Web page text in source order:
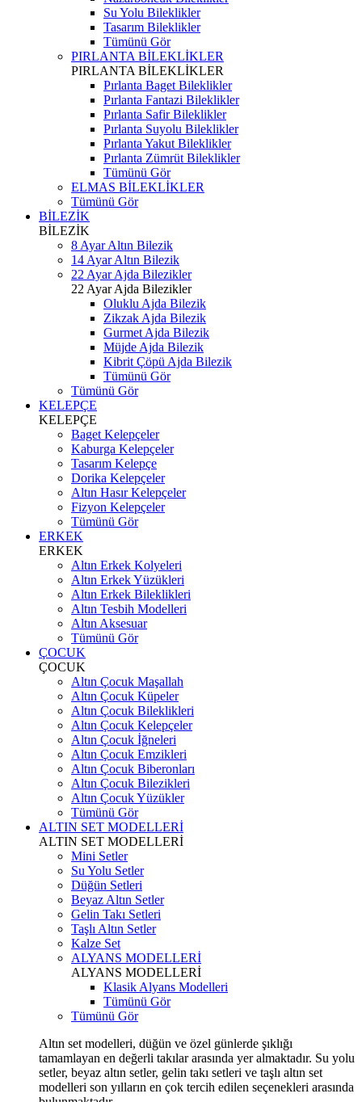
Su Yolu Bileklikler
Tasarım Bileklikler
Tümünü Gör
PIRLANTA BİLEKLİKLER
PIRLANTA BİLEKLİKLER
Pırlanta Baget Bileklikler
Pırlanta Fantazi Bileklikler
Pırlanta Safir Bileklikler
Pırlanta Suyolu Bileklikler
Pırlanta Yakut Bileklikler
Pırlanta Zümrüt Bileklikler
Tümünü Gör
ELMAS BİLEKLİKLER
Tümünü Gör
BİLEZİK
BİLEZİK
8 Ayar Altın Bilezik
14 Ayar Altın Bilezik
22 Ayar Ajda Bilezikler
22 Ayar Ajda Bilezikler
Oluklu Ajda Bilezik
Zikzak Ajda Bilezik
Gurmet Ajda Bilezik
Müjde Ajda Bilezik
Kibrit Çöpü Ajda Bilezik
Tümünü Gör
Tümünü Gör
KELEPÇE
KELEPÇE
Baget Kelepçeler
Kaburga Kelepçeler
Tasarım Kelepçe
Dorika Kelepçeler
Altın Hasır Kelepçeler
Fizyon Kelepçeler
Tümünü Gör
ERKEK
ERKEK
Altın Erkek Kolyeleri
Altın Erkek Yüzükleri
Altın Erkek Bileklikleri
Altın Tesbih Modelleri
Altın Aksesuar
Tümünü Gör
ÇOCUK
ÇOCUK
Altın Çocuk Maşallah
Altın Çocuk Küpeler
Altın Çocuk Bileklikleri
Altın Çocuk Kelepçeler
Altın Çocuk İğneleri
Altın Çocuk Emzikleri
Altın Çocuk Biberonları
Altın Çocuk Bilezikleri
Altın Çocuk Yüzükler
Tümünü Gör
ALTIN SET MODELLERİ
ALTIN SET MODELLERİ
Mini Setler
Su Yolu Setler
Düğün Setleri
Beyaz Altın Setler
Gelin Takı Setleri
Taşlı Altın Setler
Kalze Set
ALYANS MODELLERİ
ALYANS MODELLERİ
Klasik Alyans Modelleri
Tümünü Gör
Tümünü Gör
Altın set modelleri, düğün ve özel günlerde şıklığı
tamamlayan en değerli takılar arasında yer almaktadır. Su yolu
setler, beyaz altın setler, gelin takı setleri ve taşlı altın set
modelleri son yılların en çok tercih edilen seçenekleri arasında